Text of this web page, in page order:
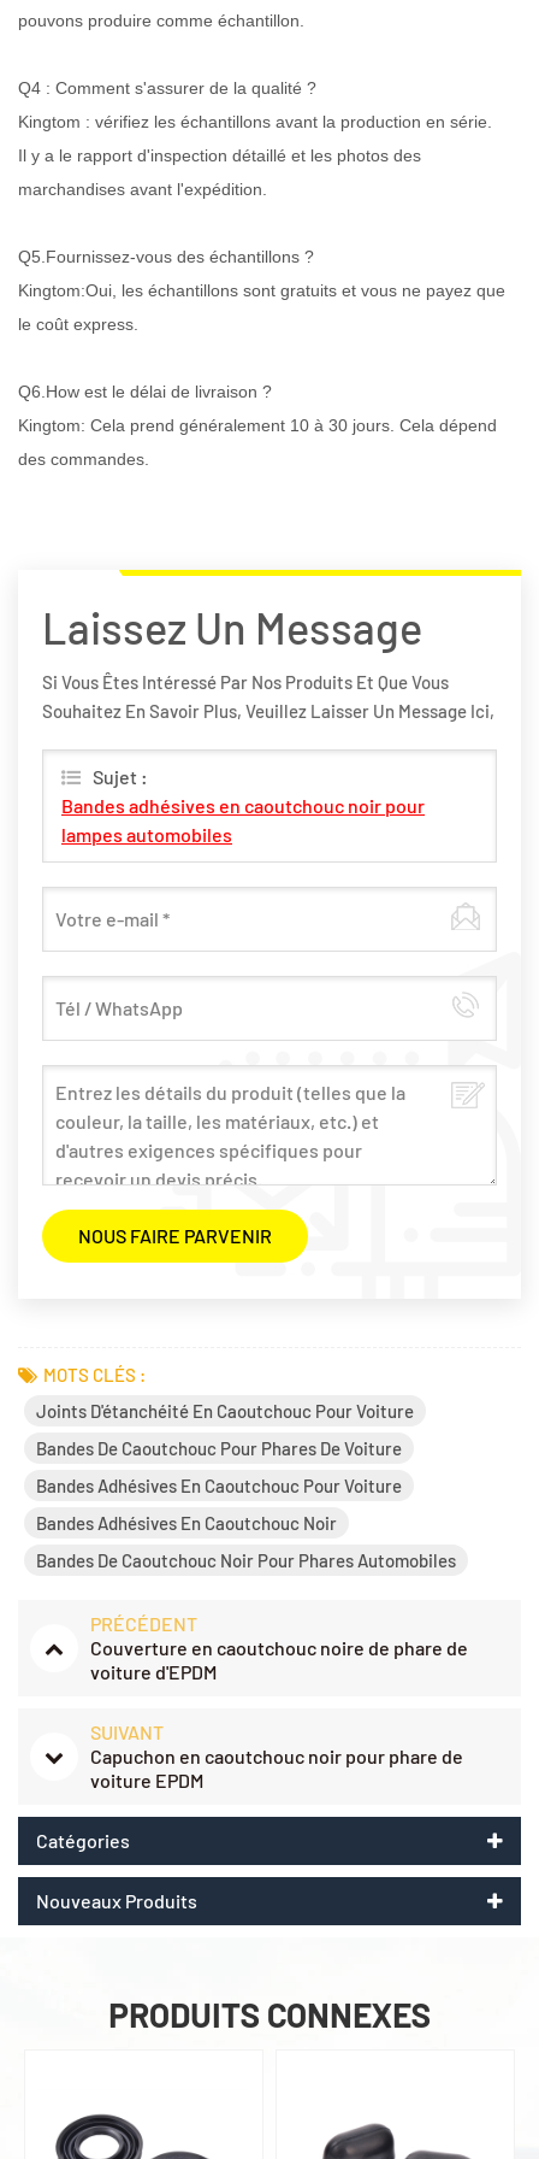
pouvons produire comme échantillon.
Q4 : Comment s'assurer de la qualité ?
Kingtom : vérifiez les échantillons avant la production en série.
Il y a le rapport d'inspection détaillé et les photos des
marchandises avant l'expédition.
Q5.Fournissez-vous des échantillons ?
Kingtom:Oui, les échantillons sont gratuits et vous ne payez que
le coût express.
Q6.How est le délai de livraison ?
Kingtom: Cela prend généralement 10 à 30 jours. Cela dépend
des commandes.
Laissez Un Message
Si Vous Êtes Intéressé Par Nos Produits Et Que Vous
Souhaitez En Savoir Plus, Veuillez Laisser Un Message Ici,
Sujet :
Bandes adhésives en caoutchouc noir pour
lampes automobiles
MOTS CLÉS :
Joints D'étanchéité En Caoutchouc Pour Voiture
Bandes De Caoutchouc Pour Phares De Voiture
Bandes Adhésives En Caoutchouc Pour Voiture
Bandes Adhésives En Caoutchouc Noir
Bandes De Caoutchouc Noir Pour Phares Automobiles
PRÉCÉDENT
Couverture en caoutchouc noire de phare de
voiture d'EPDM
SUIVANT
Capuchon en caoutchouc noir pour phare de
voiture EPDM
Catégories
Nouveaux Produits
PRODUITS CONNEXES